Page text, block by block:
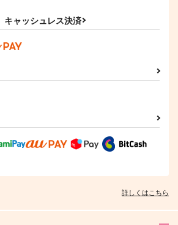
君とつむぐ物語
専売 1,100円（税込）
いずれの人にも、その
人の本を
（税込）
キャッシュレス決済
詳しくはこちら